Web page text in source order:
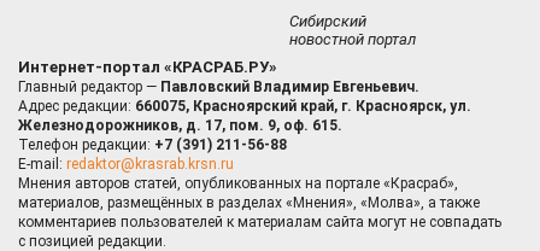
Сибирский
новостной портал
Интернет-портал «КРАСРАБ.РУ»
Главный редактор — Павловский Владимир Евгеньевич.
Адрес редакции: 660075, Красноярский край, г. Красноярск, ул.
Железнодорожников, д. 17, пом. 9, оф. 615.
Телефон редакции: +7 (391) 211-56-88
E-mail: redaktor@krasrab.krsn.ru
Мнения авторов статей, опубликованных на портале «Красраб»,
материалов, размещённых в разделах «Мнения», «Молва», а также
комментариев пользователей к материалам сайта могут не совпадать
с позицией редакции.